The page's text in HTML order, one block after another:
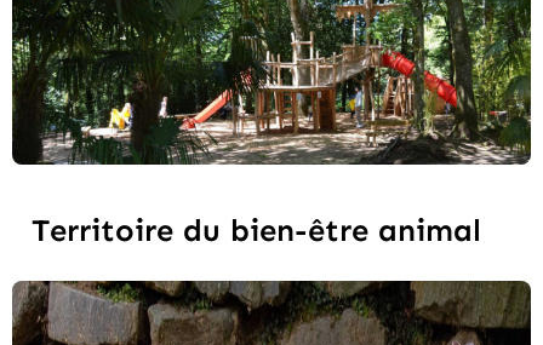
Territoire du bien-être animal